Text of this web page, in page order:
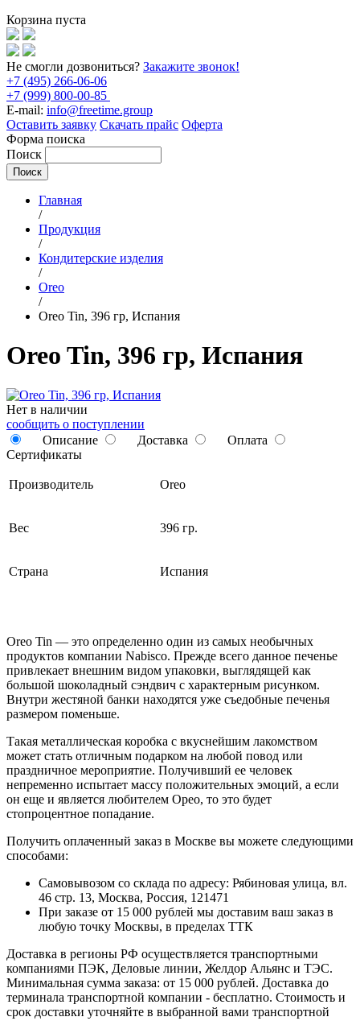
Корзина пуста
Не смогли дозвониться? Закажите звонок!
+7 (495) 266-06-06
+7 (999) 800-00-85
E-mail: info@freetime.group
Оставить заявку Скачать прайс Оферта
Форма поиска
Поиск
Главная
/
Продукция
/
Кондитерские изделия
/
Oreo
/
Oreo Tin, 396 гр, Испания
Oreo Tin, 396 гр, Испания
Нет в наличии
сообщить о поступлении
Описание
Доставка
Оплата
Сертификаты
Производитель Oreo
Вес 396 гр.
Страна Испания
Oreo Tin — это определенно один из самых необычных
продуктов компании Nabisco. Прежде всего данное печенье
привлекает внешним видом упаковки, выглядящей как
большой шоколадный сэндвич с характерным рисунком.
Внутри жестяной банки находятся уже съедобные печенья
размером поменьше.
Такая металлическая коробка с вкуснейшим лакомством
может стать отличным подарком на любой повод или
праздничное мероприятие. Получивший ее человек
непременно испытает массу положительных эмоций, а если
он еще и является любителем Орео, то это будет
стопроцентное попадание.
Получить оплаченный заказ в Москве вы можете следующими
способами:
Самовывозом со склада по адресу: Рябиновая улица, вл.
46 стр. 13, Москва, Россия, 121471
При заказе от 15 000 рублей мы доставим ваш заказ в
любую точку Москвы, в пределах ТТК
Доставка в регионы РФ осуществляется транспортными
компаниями ПЭК, Деловые линии, Желдор Альянс и ТЭС.
Минимальная сумма заказа: от 15 000 рублей. Доставка до
терминала транспортной компании - бесплатно. Стоимость и
срок доставки уточняйте в выбранной вами транспортной